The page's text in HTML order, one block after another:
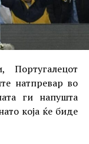
Португалецот
натпревар во
ги напушта
која ќе биде